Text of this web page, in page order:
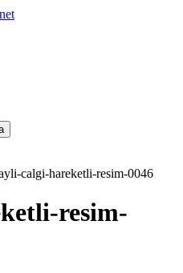
calgi-hareketli-resim-0046
resim-